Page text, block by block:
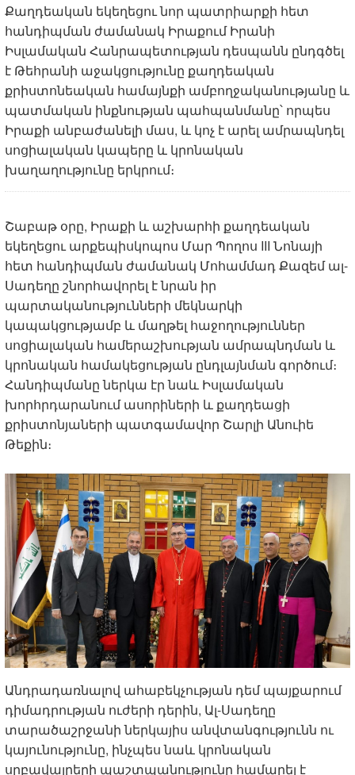
Քաղդեական եկեղեցու նոր պատրիարքի հետ
հանդիպման ժամանակ Իրաքում Իրանի
Իսլամական Հանրապետության դեսպանն ընդգծել
է Թեհրանի աջակցությունը քաղդեական
քրիստոնեական համայնքի ամբողջականությանը և
պատմական ինքնության պահպանմանը՝ որպես
Իրաքի անբաժանելի մաս, և կոչ է արել ամրապնդել
սոցիալական կապերը և կրոնական
խաղաղությունը երկրում։
Շաբաթ օրը, Իրաքի և աշխարհի քաղդեական
եկեղեցու արքեպիսկոպոս Մար Պողոս III Նոնայի
հետ հանդիպման ժամանակ Մոհամմադ Քազեմ ալ-
Սադեղը շնորհավորել է նրան իր
պարտականությունների մեկնարկի
կապակցությամբ և մաղթել հաջողություններ
սոցիալական համերաշխության ամրապնդման և
կրոնական համակեցության ընդլայնման գործում։
Հանդիպմանը ներկա էր նաև Իսլամական
խորհրդարանում ասորիների և քաղդեացի
քրիստոնյաների պատգամավոր Շարլի Անուիե
Թեքին։
Անդրադառնալով ահաբեկչության դեմ պայքարում
դիմադրության ուժերի դերին, Ալ-Սադեղը
տարածաշրջանի ներկայիս անվտանգությունն ու
կայունությունը, ինչպես նաև կրոնական
սրբավայրերի պաշտպանությունը համարել է